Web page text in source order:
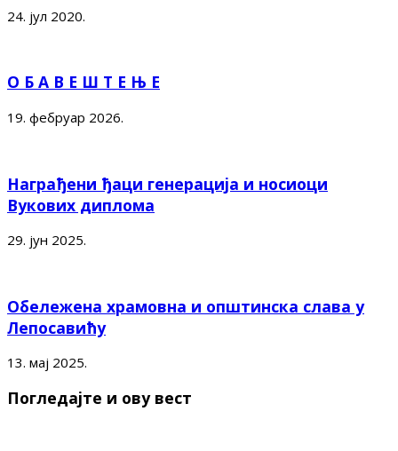
24. јул 2020.
О Б А В Е Ш Т Е Њ Е
19. фебруар 2026.
Награђени ђаци генерација и носиоци
Вукових диплома
29. јун 2025.
Обележена храмовна и општинска слава у
Лепосавићу
13. мај 2025.
Погледајте и ову вест